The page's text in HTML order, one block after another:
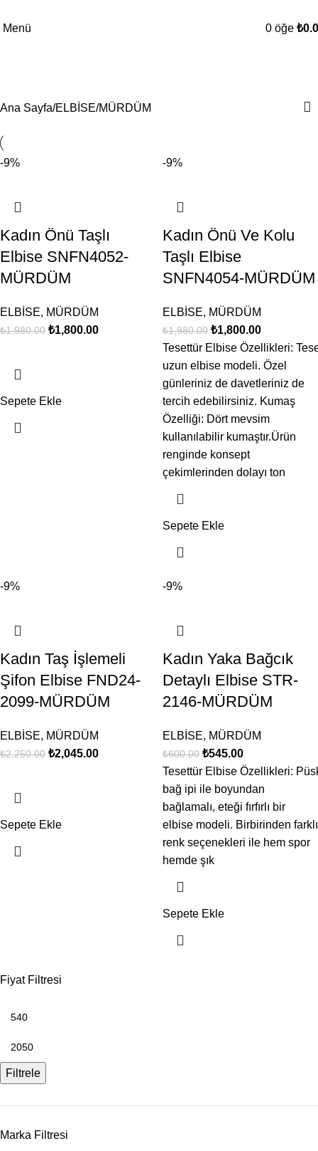
Menü 0 öğe ₺
Fiyat Filtresi
Filtrele
Marka Filtresi
Ana Sayfa ELBİSE MÜRDÜM
-9%
Kadın Önü Taşlı
Elbise SNFN4052-
MÜRDÜM
ELBİSE, MÜRDÜM
₺1,980.00 ₺1,800.00
Sepete Ekle
-9%
Kadın Önü Ve Kolu
Taşlı Elbise
SNFN4054-MÜRDÜM
ELBİSE, MÜRDÜM
₺1,980.00 ₺1,800.00
Tesettür Elbise Özellikleri:
uzun elbise modeli. Özel
günleriniz de davetleriniz de
tercih edebilirsiniz. Kumaş
Özelliği: Dört mevsim
kullanılabilir kumaştır.Ürün
renginde konsept
çekimlerinden dolayı ton
Sepete Ekle
-9%
Kadın Taş İşlemeli
Şifon Elbise FND24-
2099-MÜRDÜM
ELBİSE, MÜRDÜM
₺2,250.00 ₺2,045.00
Sepete Ekle
-9%
Kadın Yaka Bağcık
Detaylı Elbise STR-
2146-MÜRDÜM
ELBİSE, MÜRDÜM
₺600.00 ₺545.00
Tesettür Elbise Özellikleri:
bağ ipi ile boyundan
bağlamalı, eteği fırfırlı bir
elbise modeli. Birbirinden farklı
renk seçenekleri ile hem spor
hemde şık
Sepete Ekle